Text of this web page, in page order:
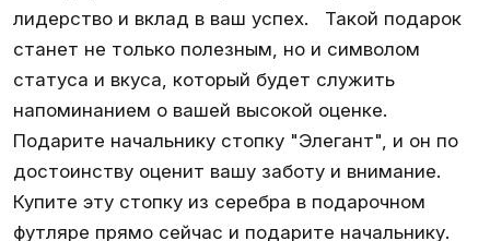
лидерство и вклад в ваш успех. Такой подарок
станет не только полезным, но и символом
статуса и вкуса, который будет служить
напоминанием о вашей высокой оценке.
Подарите начальнику стопку "Элегант", и он по
достоинству оценит вашу заботу и внимание.
Купите эту стопку из серебра в подарочном
футляре прямо сейчас и подарите начальнику.